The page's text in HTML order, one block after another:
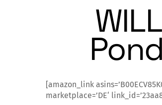
[amazon_link
marketplace=’DE‘